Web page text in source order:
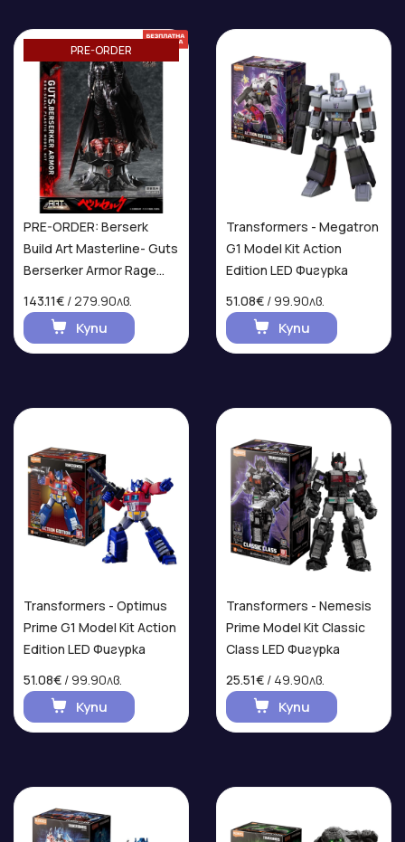
PRE-ORDER
PRE-ORDER: Berserk
Build Art Masterline- Guts
Berserker Armor Rage
143.11€ / 279.90лв.
Купи
Transformers - Megatron
G1 Model Kit Action
Edition LED Фигурка
51.08€ / 99.90лв.
Купи
Transformers - Optimus
Prime G1 Model Kit Action
Edition LED Фигурка
51.08€ / 99.90лв.
Купи
Transformers - Nemesis
Prime Model Kit Classic
Class LED Фигурка
25.51€ / 49.90лв.
Купи